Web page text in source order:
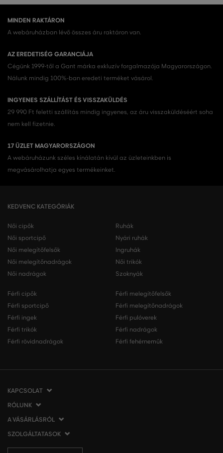
MINDEN RAKTÁRON
A webáruházban lévő összes áru raktáron van.
AZ EREDETISÉG GARANCIÁJA
Cégünk 1999-től a Gant márka exkluzív forgalmazója Magyarországon.
Nálunk mindig 100%-ban eredeti terméket vásárol.
INGYENES SZÁLLÍTÁST ÉS VISSZAKÜLDÉS
29 990 Ft feletti szállítás mindig ingyenes, az áru visszaküldéséért soha
nem kell fizetnie.
17 ÜZLET MAGYARORSZÁGON
A webáruházunk széles kínálatán kívül az üzleteinkben is
megvásárolhatja egyes termékeinket.
KEDVENC KATEGÓRIÁK
Női cipők
Női sportcipő
Női melegítőfelsők
Női melegítőnadrágok
Női nadrágok
Ruhák
Nyári ruhák
Ingruhák
Női trikók
Szoknyák
Férfi cipők
Férfi sportcipő
Férfi ingek
Férfi trikók
Férfi rövidnadrágok
Férfi melegítőfelsők
Férfi melegítőnadrágok
Férfi pulóverek
Férfi nadrágok
Férfi fehérneműk
KAPCSOLAT
VERMONT Services Slovakia s. r. o.
Vlčie hrdlo 53
RÓLUNK
Cégünkről
Elérhetőség
A VÁSÁRLÁSRÓL
A vásárlás menete
SZOLGÁLTATASOK
Szállítás és fizetés